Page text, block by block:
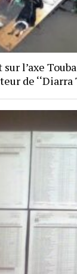
l’axe
de ‘‘Diarra